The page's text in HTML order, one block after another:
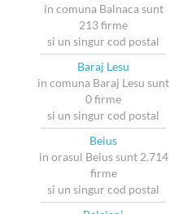
in comuna Balnaca sunt
213 firme
si un singur cod postal
Baraj Lesu
in comuna Baraj Lesu sunt
0 firme
si un singur cod postal
Beius
in orasul Beius sunt 2.714
firme
si un singur cod postal